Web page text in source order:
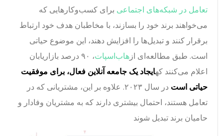
تعامل در شبکه‌های اجتماعیبرای کسب‌وکارهایی که
می‌خواهند برند خود را بسازند، با مخاطبان هدف خود ارتباط
برقرار کنند و تبدیل‌ها را افزایش دهند، این موضوع حیاتی
است. طبق مطالعه‌ای از هاب‌اسپات
، ۹۰ درصد بازاریابان
اعلام می‌کنند کهایجاد یک جامعه آنلاین فعال، برای موفقیت
حیاتی است
در سال ۲۰۲۳. علاوه بر این، مشتریانی که در
تعامل هستند، احتمال بیشتری دارند که به مشتریان وفادار و
حامیان برند تبدیل شوند